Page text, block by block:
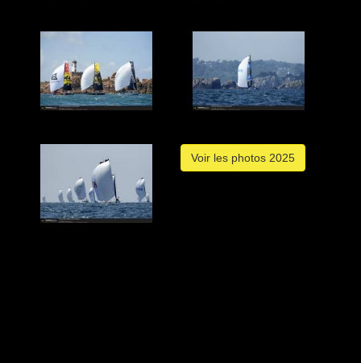
Voir les photos 2025